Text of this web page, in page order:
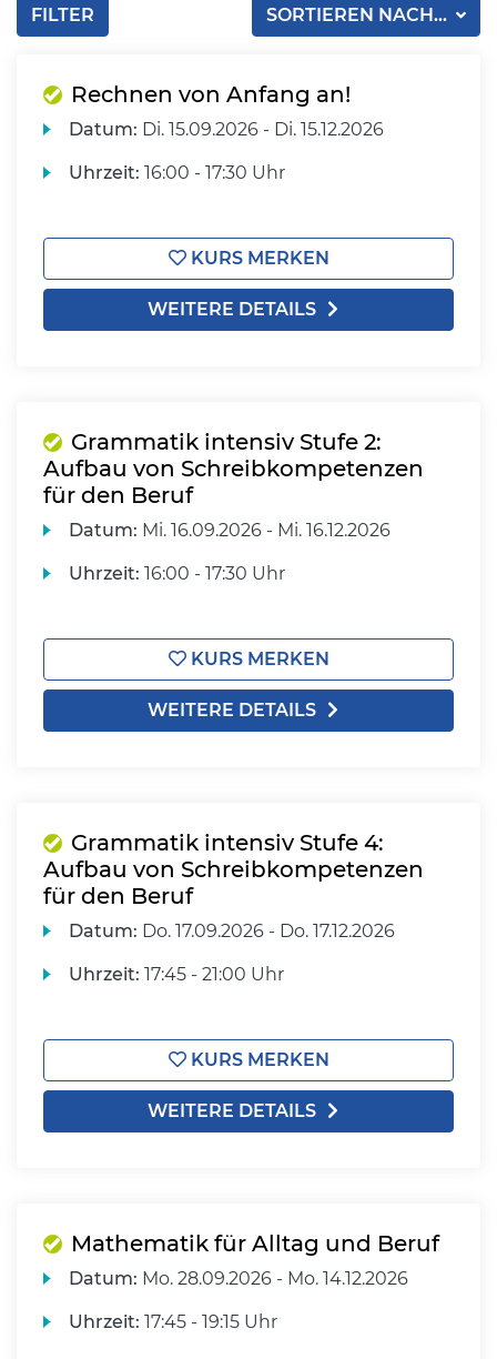
SORTIEREN NACH...
FILTER
Rechnen von Anfang an!
Datum: Di. 15.09.2026 - Di. 15.12.2026
Uhrzeit: 16:00 - 17:30 Uhr
KURS MERKEN
WEITERE DETAILS
Grammatik intensiv Stufe 2:
Aufbau von Schreibkompetenzen
für den Beruf
Datum: Mi. 16.09.2026 - Mi. 16.12.2026
Uhrzeit: 16:00 - 17:30 Uhr
KURS MERKEN
WEITERE DETAILS
Grammatik intensiv Stufe 4:
Aufbau von Schreibkompetenzen
für den Beruf
Datum: Do. 17.09.2026 - Do. 17.12.2026
Uhrzeit: 17:45 - 21:00 Uhr
KURS MERKEN
WEITERE DETAILS
Mathematik für Alltag und Beruf
Datum: Mo. 28.09.2026 - Mo. 14.12.2026
Uhrzeit: 17:45 - 19:15 Uhr